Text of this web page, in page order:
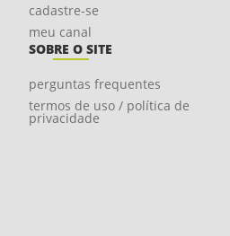
cadastre-se
meu canal
SOBRE O SITE
perguntas frequentes
termos de uso / política de
privacidade